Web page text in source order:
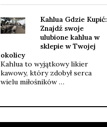
Kahlua Gdzie Kupić:
Znajdź swoje
ulubione kahlua w
sklepie w Twojej
okolicy
Kahlua to wyjątkowy likier
kawowy, który zdobył serca
wielu miłośników …